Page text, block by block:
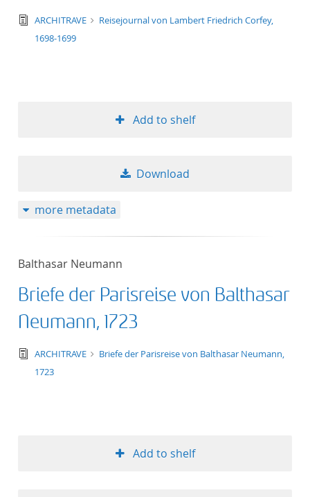
text/tg.edition+tg.aggregation+xml
ARCHITRAVE
Reisejournal von Lambert Friedrich Corfey,
1698-1699
Add to shelf
Download
more metadata
Balthasar Neumann
Briefe der Parisreise von Balthasar
Neumann, 1723
text/tg.edition+tg.aggregation+xml
ARCHITRAVE
Briefe der Parisreise von Balthasar Neumann,
1723
Add to shelf